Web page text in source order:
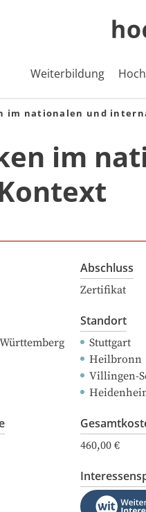
Weiterbildung
im nationalen und
im
Abschluss
Zertifikat
Standort
Stuttgart
Heilbronn
Villingen-
460,00 €